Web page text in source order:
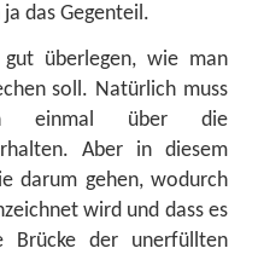
das Gegenteil.
überlegen, wie man
soll. Natürlich muss
einmal über die
Aber in diesem
darum gehen, wodurch
wird und dass es
der unerfüllten